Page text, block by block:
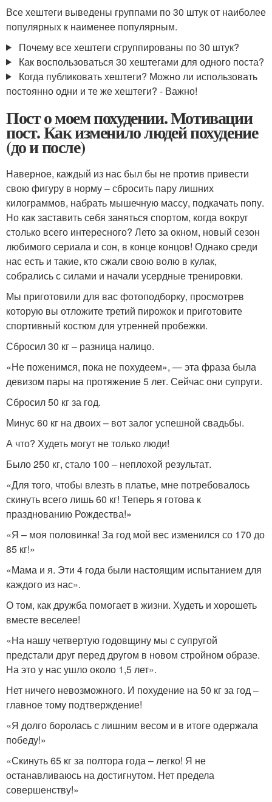
Все хештеги выведены группами по 30 штук от наиболее
популярных к наименее популярным.
Почему все хештеги сгруппированы по 30 штук?
Как воспользоваться 30 хештегами для одного поста?
Когда публиковать хештеги? Можно ли использовать
постоянно одни и те же хештеги? - Важно!
Пост о моем похудении. Мотивации
пост. Как изменило людей похудение
(до и после)
Наверное, каждый из нас был бы не против привести
свою фигуру в норму – сбросить пару лишних
килограммов, набрать мышечную массу, подкачать попу.
Но как заставить себя заняться спортом, когда вокруг
столько всего интересного? Лето за окном, новый сезон
любимого сериала и сон, в конце концов! Однако среди
нас есть и такие, кто сжали свою волю в кулак,
собрались с силами и начали усердные тренировки.
Мы приготовили для вас фотоподборку, просмотрев
которую вы отложите третий пирожок и приготовите
спортивный костюм для утренней пробежки.
Сбросил 30 кг – разница налицо.
«Не поженимся, пока не похудеем», — эта фраза была
девизом пары на протяжение 5 лет. Сейчас они супруги.
Сбросил 50 кг за год.
Минус 60 кг на двоих – вот залог успешной свадьбы.
А что? Худеть могут не только люди!
Было 250 кг, стало 100 – неплохой результат.
«Для того, чтобы влезть в платье, мне потребовалось
скинуть всего лишь 60 кг! Теперь я готова к
празднованию Рождества!»
«Я – моя половинка! За год мой вес изменился со 170 до
85 кг!»
«Мама и я. Эти 4 года были настоящим испытанием для
каждого из нас».
О том, как дружба помогает в жизни. Худеть и хорошеть
вместе веселее!
«На нашу четвертую годовщину мы с супругой
предстали друг перед другом в новом стройном образе.
На это у нас ушло около 1,5 лет».
Нет ничего невозможного. И похудение на 50 кг за год –
главное тому подтверждение!
«Я долго боролась с лишним весом и в итоге одержала
победу!»
«Скинуть 65 кг за полтора года – легко! Я не
останавливаюсь на достигнутом. Нет предела
совершенству!»